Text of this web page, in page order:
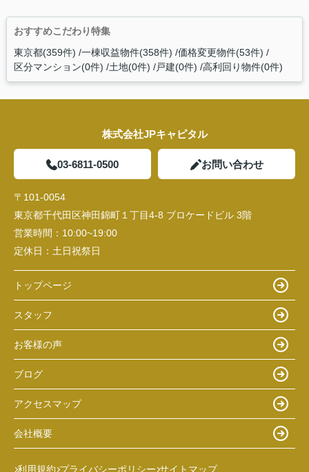
おすすめこだわり特集
東京都(359件) 一棟収益物件(358件) 価格変更物件(53件)
区分マンション(0件) 土地(0件) 戸建(0件) 高利回り物件(0件)
株式会社JPキャピタル
03-6811-0500 お問い合わせ
〒101-0054
東京都千代田区神田錦町１丁目4-8 ブロケードビル 3階
営業時間： 10:00~19:00
定休日： 土日祝祭日
トップページ
スタッフ
お客様の声
ブログ
アクセスマップ
会社概要
利用規約 プライバシーポリシー サイトマップ